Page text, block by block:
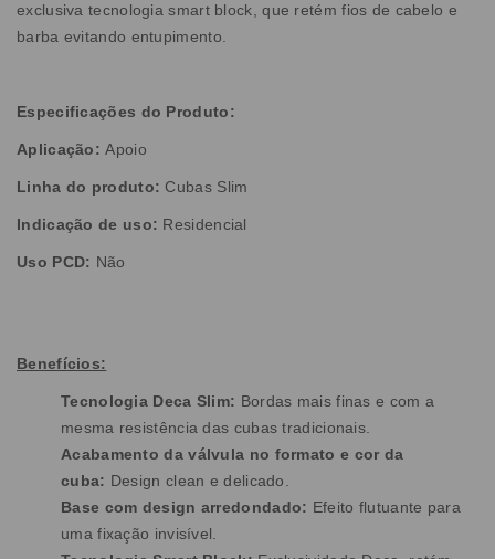
exclusiva tecnologia smart block, que retém fios de cabelo e
barba evitando entupimento.
Especificações do Produto:
Aplicação:Apoio
Linha do produto: Cubas Slim
Indicação de uso: Residencial
Uso PCD: Não
Benefícios:
Tecnologia Deca Slim: Bordas mais finas e com a
mesma resistência das cubas tradicionais.
Acabamento da válvula no formato e cor da
cuba: Design clean e delicado.
Base com design arredondado: Efeito flutuante para
uma fixação invisível.